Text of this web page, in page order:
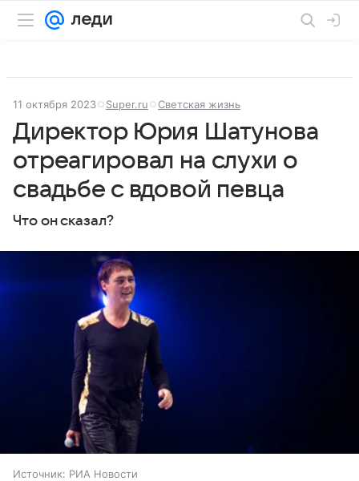
11 октября 2023 Super.ru Светская жизнь
Директор Юрия Шатунова
отреагировал на слухи о
свадьбе с вдовой певца
Что он сказал?
Источник: РИА Новости